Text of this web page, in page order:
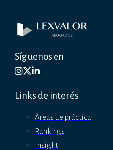
Síguenos en
Links de interés
Áreas de práctica
Rankings
Insight